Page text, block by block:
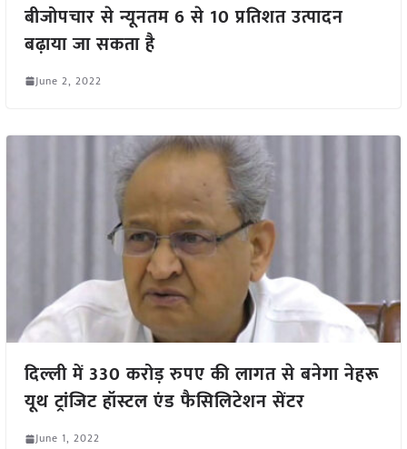
बीजोपचार से न्यूनतम 6 से 10 प्रतिशत उत्पादन
बढ़ाया जा सकता है
June 2, 2022
दिल्ली में 330 करोड़ रुपए की लागत से बनेगा नेहरू
यूथ ट्रांजिट हॉस्टल एंड फैसिलिटेशन सेंटर
June 1, 2022